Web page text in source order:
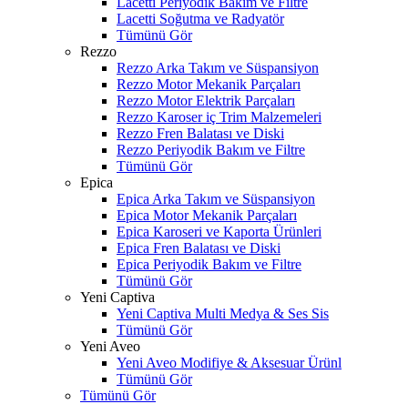
Lacetti Soğutma ve Radyatör
Tümünü Gör
Rezzo
Rezzo Arka Takım ve Süspansiyon
Rezzo Motor Mekanik Parçaları
Rezzo Motor Elektrik Parçaları
Rezzo Karoser iç Trim Malzemeleri
Rezzo Fren Balatası ve Diski
Rezzo Periyodik Bakım ve Filtre
Tümünü Gör
Epica
Epica Arka Takım ve Süspansiyon
Epica Motor Mekanik Parçaları
Epica Karoseri ve Kaporta Ürünleri
Epica Fren Balatası ve Diski
Epica Periyodik Bakım ve Filtre
Tümünü Gör
Yeni Captiva
Yeni Captiva Multi Medya & Ses Sis
Tümünü Gör
Yeni Aveo
Yeni Aveo Modifiye & Aksesuar Ürünl
Tümünü Gör
Tümünü Gör